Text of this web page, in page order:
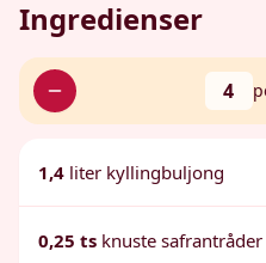
Ingredienser
4
1,4 liter kyllingbuljong
0,25 ts knuste safrantråder